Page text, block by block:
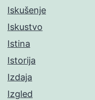
Iskušenje
Iskustvo
Istina
Istorija
Izdaja
Izgled